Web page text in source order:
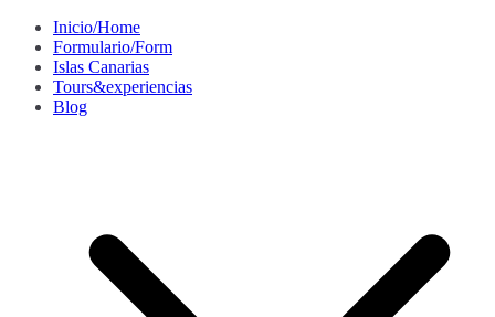
Saltar
contenido
Inicio/Home
Formulario/Form
Islas Canarias
Tours&experiencias
Blog